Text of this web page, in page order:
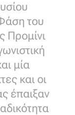
του
Προμίνι
μία
και οι
έπαιξαν